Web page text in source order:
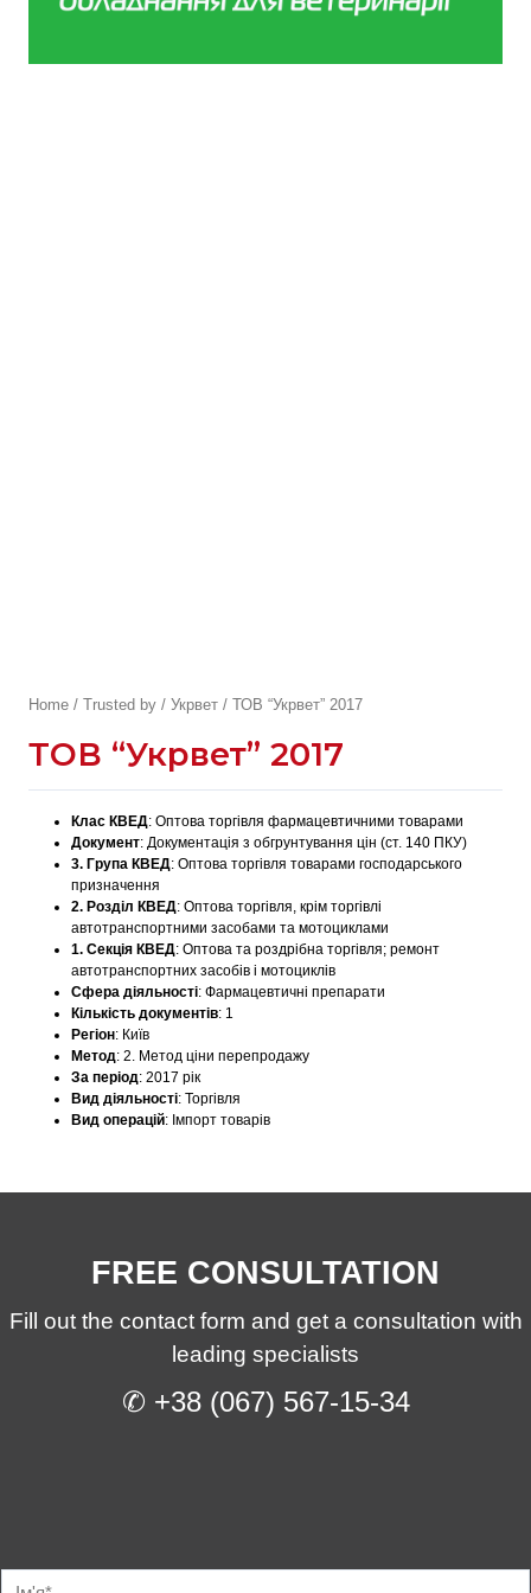
Home /Trusted by /Укрвет / ТОВ “Укрвет” 2017
ТОВ “Укрвет” 2017
Клас КВЕД:Оптова торгівля фармацевтичними товарами
Документ:Документація з обгрунтування цін (ст. 140 ПКУ)
3. Група КВЕД:Оптова торгівля товарами господарського
призначення
2. Розділ КВЕД:Оптова торгівля, крім торгівлі
автотранспортними засобами та мотоциклами
1. Секція КВЕД:Оптова та роздрібна торгівля; ремонт
автотранспортних засобів і мотоциклів
Сфера діяльності:Фармацевтичні препарати
Кількість документів: 1
Регіон: Київ
Метод:2. Метод ціни перепродажу
За період:2017 рік
Вид діяльності:Торгівля
Вид операцій: Імпорт товарів
FREE CONSULTATION
Fill out the contact form and get a consultation with
leading specialists
✆ +38 (067) 567-15-34